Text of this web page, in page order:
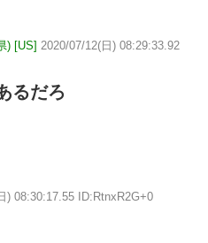
) [US] 2020/07/12(日) 08:29:33.92
るだろ
) 08:30:17.55 ID:RtnxR2G+0